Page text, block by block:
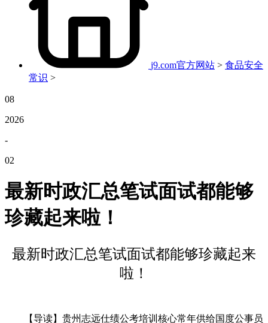
j9.com官方网站 > 食品安全
常识 >
08
2026
-
02
最新时政汇总笔试面试都能够
珍藏起来啦！
最新时政汇总笔试面试都能够珍藏起来
啦！
【导读】贵州志远仕绩公考培训核心常年供给国度公事员